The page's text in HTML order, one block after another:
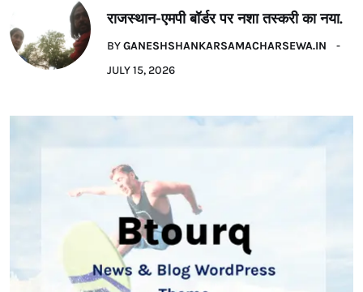
राजस्थान-एमपी बॉर्डर पर नशा तस्करी का नया.
BYGANESHSHANKARSAMACHARSEWA.IN
JULY 15, 2026